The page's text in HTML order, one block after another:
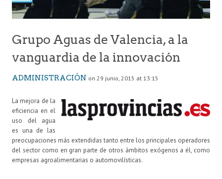
Grupo Aguas de Valencia, a la
vanguardia de la innovación
ADMINISTRACIÓN on 29 junio, 2015 at 13:15
La mejora de la
eficiencia en el
uso del agua
es una de las
preocupaciones más extendidas tanto entre los principales operadores
del sector como en gran parte de otros ámbitos exógenos a él, como
empresas agroalimentarias o automovilísticas.